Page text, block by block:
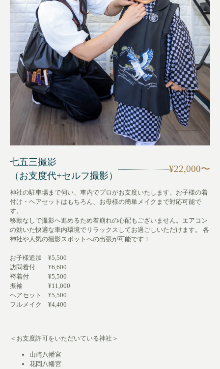
七五三撮影
（お支度代+セルフ撮影）
¥22,000〜
神社の駐車場まで伺い、車内でプロがお支度いたします。お子様の着
付け・ヘアセットはもちろん、お母様の簡単メイクまで対応可能で
す。
移動なしで撮影へ進めるため着崩れの心配もございません。エアコン
の効いた快適な車内環境でリラックスしてお過ごしいただけます。 各
神社や人気の撮影スポットへの出張が可能です！
お子様追加 ¥5,500
訪問着付 ¥6,600
袴着付 ¥5,500
振袖 ¥11,000
ヘアセット ¥5,500
フルメイク ¥4,400
＜お支度許可をいただいている神社＞
山崎八幡宮
花岡八幡宮